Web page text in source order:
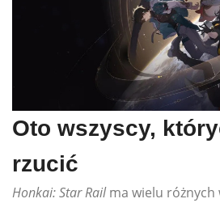
Oto wszyscy,
rzucić
Honkai: Star Railma wielu różnych